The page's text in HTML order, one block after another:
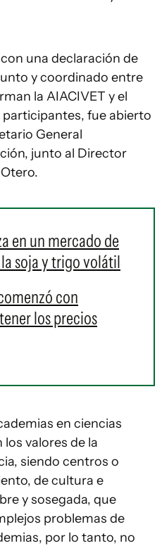
una declaración de
y coordinado entre
la AIACIVET y el
fue abierto
General
junto al Director
en un mercado de
soja y trigo volátil
con
los precios
en ciencias
valores de la
siendo centros o
de cultura e
y sosegada, que
problemas de
por lo tanto, no